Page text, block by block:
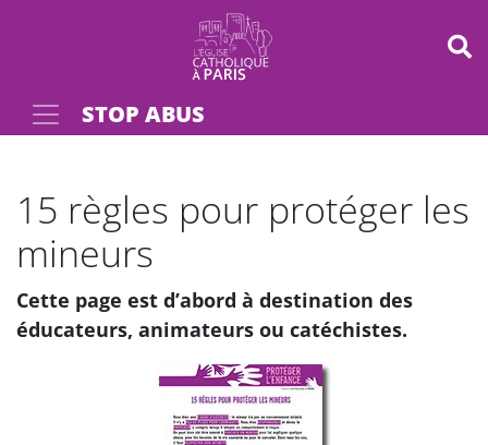
Votre rechercheSTOP ABUS
15 règles pour protéger les
mineurs
Cette page est d’abord à destination des
éducateurs, animateurs ou catéchistes.
Panneau de gestion des cookies